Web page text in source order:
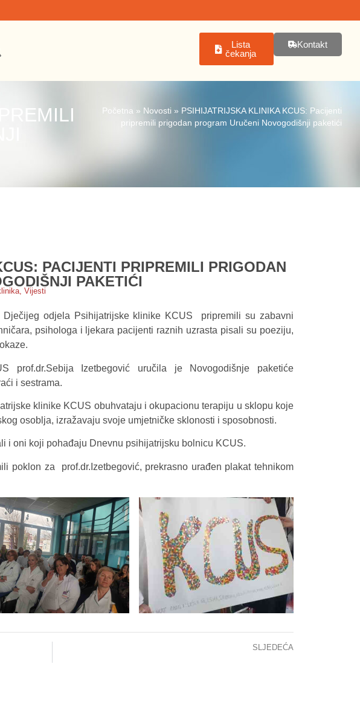
Lista
čekanja
Kontakt
Početna » Novosti » PSIHIJATRIJSKA KLINIKA KCUS: Pacijenti
pripremili prigodan program Uručeni Novogodišnji paketići
PACIJENTI PRIPREMILI PRIGODAN
PAKETIĆI
,Vijesti
Dječijeg odjela Psihijatrijske klinike KCUS pripremili su zabavni
psihologa i ljekara pacijenti raznih uzrasta pisali su poeziju,
prof.dr.Sebija Izetbegović uručila je Novogodišnje paketiće
i sestrama.
klinike KCUS obuhvataju i okupacionu terapiju u sklopu koje
osoblja, izražavaju svoje umjetničke sklonosti i sposobnosti.
i oni koji pohađaju Dnevnu psihijatrijsku bolnicu KCUS.
poklon za prof.dr.Izetbegović, prekrasno urađen plakat tehnikom
SLJEDEĆA